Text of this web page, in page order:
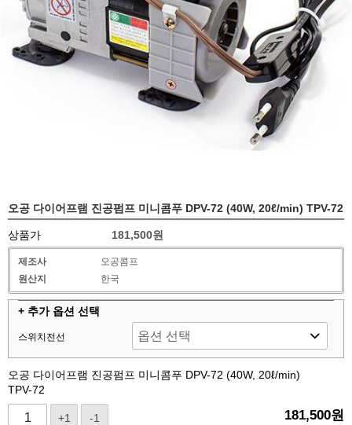
오공 다이어프램 진공펌프 미니콤푸 DPV-72 (40W, 20ℓ/min) TPV-72
상품가 181,500원
제조사
오공콤프
원산지
한국
+ 추가 옵션 선택
스위치전선
오공 다이어프램 진공펌프 미니콤푸 DPV-72 (40W, 20ℓ/min)
TPV-72
+1 -1 181,500원